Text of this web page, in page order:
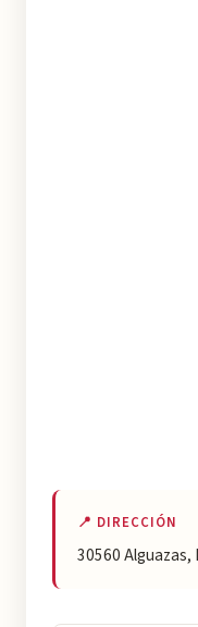
📍 DIRECCIÓN
30560 Alguazas,